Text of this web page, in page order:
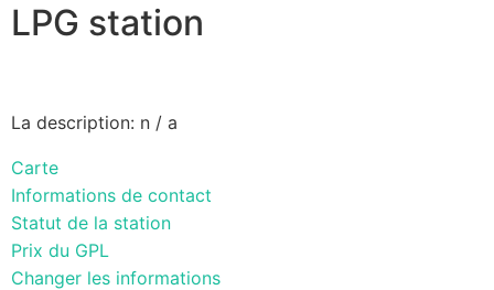
LPG station
La description: n / a
Carte
Informations de contact
Statut de la station
Prix du GPL
Changer les informations